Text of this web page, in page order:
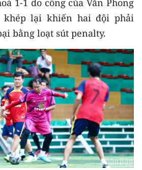
lại khiến hai đội phải
bằng loạt sút penalty.